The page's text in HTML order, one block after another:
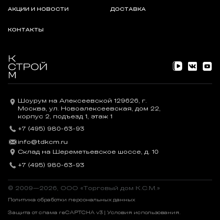
АКЦИИ И НОВОСТИ ДОСТАВКА
КОНТАКТЫ
Шоурум на Алексеевской 129626, г.
Москва, ул. Новоалексеевская, дом 22,
корпус 2, подъезд 1, этаж 1
+7 (495) 980-63-93
info@tdkcm.ru
Склад на Шереметьевское шоссе, д. 10
+7 (495) 980-63-93
© 2009—2026, OOO «Торговый дом К.С.М.»
Политика обработки персональных данных
Защита от спама reCAPTCHA v3 | Условия использования.